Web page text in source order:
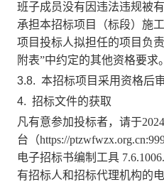
班子成员没有因违法违规被
承担本招标项目（标段）施
项目投标人拟担任的项目负
附表”中约定的其他资格要求。
3.8. 本招标项目采用 资格后
4. 招标文件的获取
凡有意参加投标者，请于2024
台（https://
电子招标书编制工具
有招标人和招标代理机构的